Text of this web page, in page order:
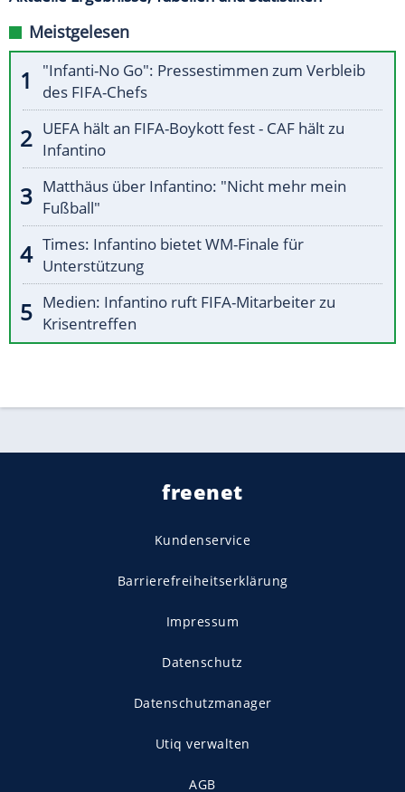
Meistgelesen
"Infanti-No Go": Pressestimmen zum Verbleib
des FIFA-Chefs
UEFA hält an FIFA-Boykott fest - CAF hält zu
Infantino
Matthäus über Infantino: "Nicht mehr mein
Fußball"
Times: Infantino bietet WM-Finale für
Unterstützung
Medien: Infantino ruft FIFA-Mitarbeiter zu
Krisentreffen
freenet
Kundenservice
Barrierefreiheitserklärung
Impressum
Datenschutz
Datenschutzmanager
Utiq verwalten
AGB